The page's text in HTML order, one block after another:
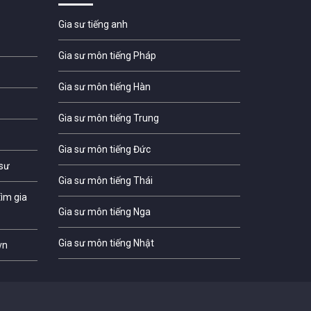
gia
Gia sư tiếng anh
Gia sư môn tiếng Pháp
Gia sư môn tiếng Hàn
Gia sư môn tiếng Trung
Gia sư môn tiếng Đức
Gia sư môn tiếng Thái
Gia sư môn tiếng Nga
Gia sư môn tiếng Nhật